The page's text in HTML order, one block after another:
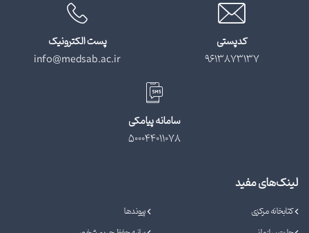
کدپستی
9613873137
پست الکترونیک
info@medsab.ac.ir
سامانه پیامکی
500044011078
لینک‌های مفید
کتابخانه مرکزی
پیوندها